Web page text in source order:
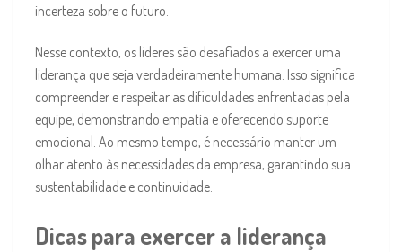
incerteza sobre o futuro.
Nesse contexto, os líderes são desafiados a exercer uma
liderança que seja verdadeiramente humana. Isso significa
compreender e respeitar as dificuldades enfrentadas pela
equipe, demonstrando empatia e oferecendo suporte
emocional. Ao mesmo tempo, é necessário manter um
olhar atento às necessidades da empresa, garantindo sua
sustentabilidade e continuidade.
Dicas para exercer a liderança